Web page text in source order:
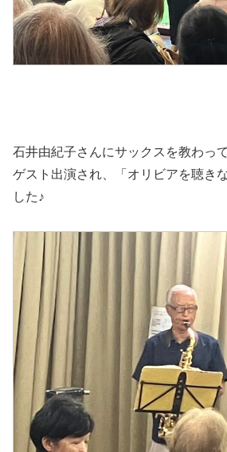
石井由紀子さんにサックスを教わっ
ゲスト出演され、「オリビアを聴き
した♪